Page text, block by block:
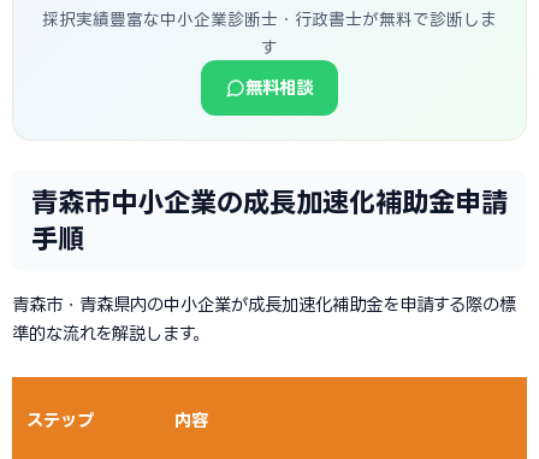
採択実績豊富な中小企業診断士・行政書士が無料で診断しま
す
無料相談
青森市中小企業の成長加速化補助金申請
手順
青森市・青森県内の中小企業が成長加速化補助金を申請する際の標
準的な流れを解説します。
ステップ 内容